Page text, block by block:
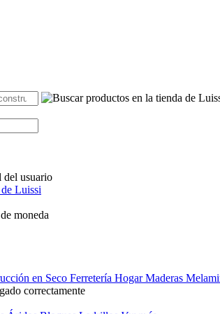
en Seco Ferretería HogarMaderas
correctamente